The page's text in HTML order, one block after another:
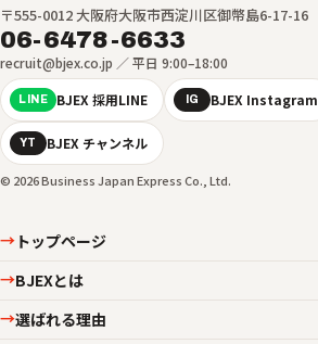
〒555-0012 大阪府大阪市西淀川区御幣島6-17-16
06-6478-6633
recruit@bjex.co.jp ／ 平日 9:00–18:00
LINE BJEX 採用LINE IG BJEX Instagram
YT BJEX チャンネル
© 2026 Business Japan Express Co., Ltd.
→ トップページ
→BJEXとは
→選ばれる理由